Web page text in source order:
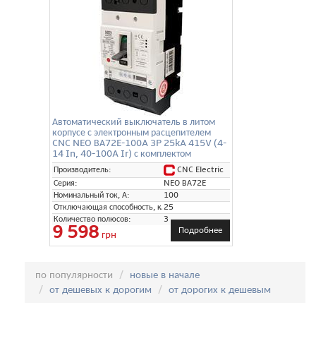
Автоматический выключатель в литом
корпусе с электронным расцепителем
CNC NEO ВА72E-100A 3P 25kA 415V (4-
14 In, 40-100A Ir) с комплектом
переходных шин
Производитель:
CNC Electric
Серия:
NEO ВА72E
Номинальный ток, А:
100
Отключающая способность, кА:25
Количество полюсов:
3
9 598 грн Подробнее
по популярности
новые в начале
от дешевых к дорогим
от дорогих к дешевым